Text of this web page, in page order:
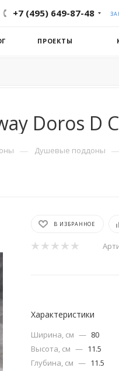
+7 (495) 649-87-48
ПРОЕКТЫ
Doros D
— Душевые поддоны —
В ИЗБРАННОЕ
Характеристики
Ширина, см — 80
Высота, см — 11.5
Глубина, см — 11.5